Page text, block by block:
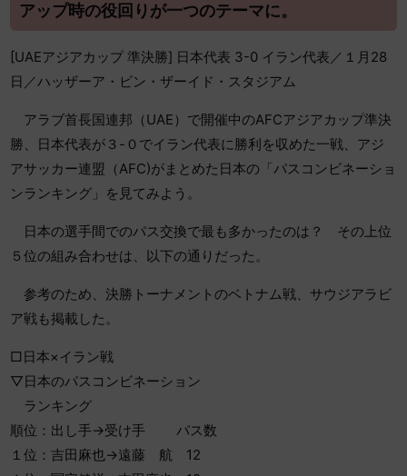
アップ時の役回りが一つのテーマに。
[UAEアジアカップ 準決勝] 日本代表 3-0 イラン代表／１月28
日／ハッザーア・ビン・ザーイド・スタジアム
アラブ首長国連邦（UAE）で開催中のAFCアジアカップ準決
勝、日本代表が３-０でイラン代表に勝利を収めた一戦、アジ
アサッカー連盟（AFC)がまとめた日本の「パスコンビネーショ
ンランキング」を見てみよう。
日本の選手間でのパス交換で最も多かったのは？ その上位
５位の組み合わせは、以下の通りだった。
参考のため、決勝トーナメントのベトナム戦、サウジアラビ
ア戦も掲載した。
□日本×イラン戦
▽日本のパスコンビネーション
ランキング
順位：出し手→受け手 パス数
１位：吉田麻也→遠藤 航 12